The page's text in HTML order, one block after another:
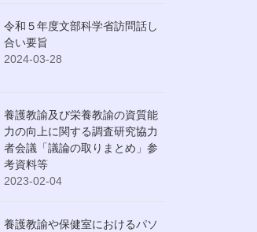
令和５年度文部科学省訪問話し
合い要旨
2024-03-28
養護教諭及び栄養教諭の資質能
力の向上に関する調査研究協力
者会議「議論の取りまとめ」参
考資料等
2023-02-04
養護教諭や保健室におけるパソ